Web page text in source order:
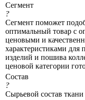
Сегмент
?
Сегмент поможет
оптимальный товар с
ценовыми и
характеристиками для
изделий и пошива
ценовой категории
Состав
?
Сырьевой состав